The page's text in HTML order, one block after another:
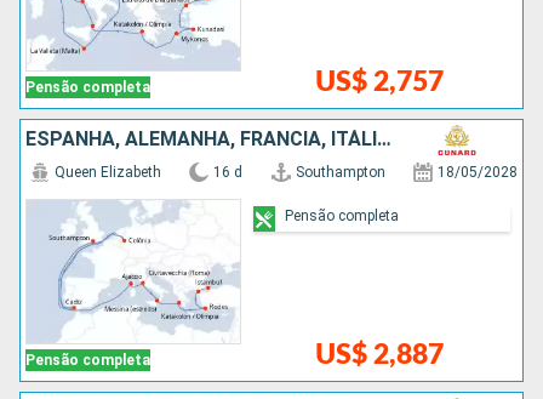
Pensão completa US$ 2,757
ESPANHA, ALEMANHA, FRANCIA, ITÁLIA, GRÉCIA, TURQUIA
Pensão completa
Queen Elizabeth 16 d Southampton 18/05/2028
US$ 2,887
Pensão completa